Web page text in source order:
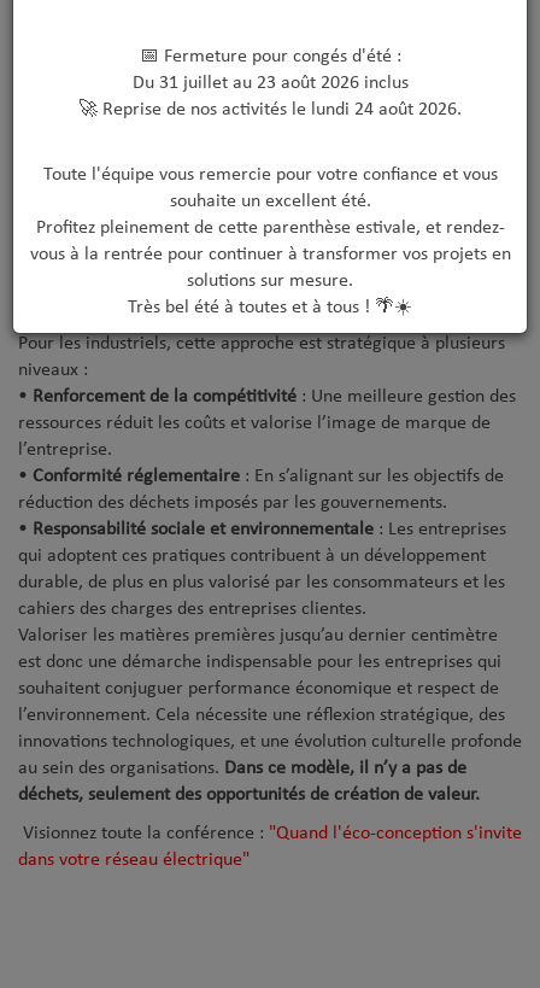
processus industriels et de reconnaître que chaque matériau a
une valeur potentiellement exploitable jusqu’au dernier
centimètre.
Un enjeu stratégique pour les entreprises
Pour les industriels, cette approche est stratégique à plusieurs
niveaux :
• Renforcement de la compétitivité : Une meilleure gestion des
ressources réduit les coûts et valorise l’image de marque de
l’entreprise.
• Conformité réglementaire : En s’alignant sur les objectifs de
réduction des déchets imposés par les gouvernements.
• Responsabilité sociale et environnementale : Les entreprises
qui adoptent ces pratiques contribuent à un développement
durable, de plus en plus valorisé par les consommateurs et les
cahiers des charges des entreprises clientes.
Valoriser les matières premières jusqu’au dernier centimètre
est donc une démarche indispensable pour les entreprises qui
souhaitent conjuguer performance économique et respect de
l’environnement. Cela nécessite une réflexion stratégique, des
innovations technologiques, et une évolution culturelle profonde
au sein des organisations. Dans ce modèle, il n’y a pas de
déchets, seulement des opportunités de création de valeur.
Visionnez toute la conférence : "Quand l'éco-conception s'invite
dans votre réseau électrique"
📅 Fermeture pour congés d'été :
Du 31 juillet au 23 août 2026 inclus
🚀 Reprise de nos activités le lundi 24 août 2026.
Toute l'équipe vous remercie pour votre confiance et vous
souhaite un excellent été.
Profitez pleinement de cette parenthèse estivale, et rendez-
vous à la rentrée pour continuer à transformer vos projets en
solutions sur mesure.
Très bel été à toutes et à tous ! 🌴☀️